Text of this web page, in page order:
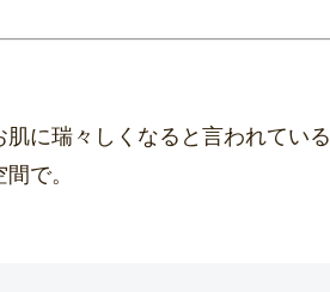
に瑞々しくなると言われている
で。